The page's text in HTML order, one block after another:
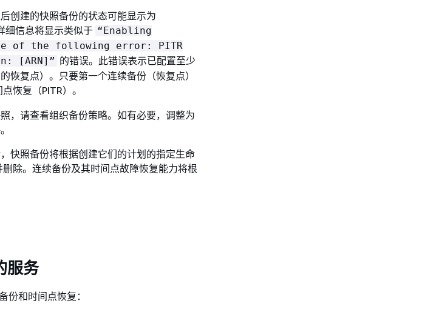
创建的快照备份的状态可能显示为
细信息将显示类似于 “Enabling
of the following error: PITR
[ARN]” 的错误。此错误表示已配置至少
恢复点）。只要第一个连续备份（恢复点）
恢复（PITR）。
，请查看组织备份策略。如有必要，调整为
快照备份将根据创建它们的计划的指定生命
删除。连续备份及其时间点故障恢复能力将根
服务
份和时间点恢复：